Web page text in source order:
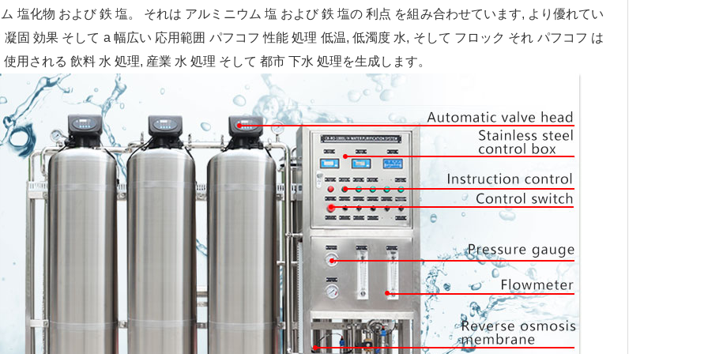
塩化物 および 鉄 塩。 それは アルミニウム 塩 および 鉄 塩の 利点 を組み合わせています, より優れてい
凝固 効果 そして a 幅広い 応用範囲 パフコフ 性能 処理 低温, 低濁度 水, そして フロック それ パフコフ は
使用される 飲料 水 処理, 産業 水 処理 そして 都市 下水 処理を生成します。